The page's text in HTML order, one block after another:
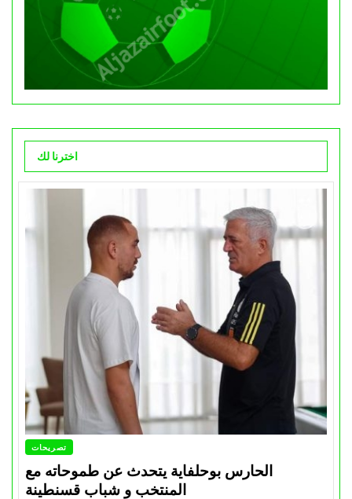
اخترنا لك
تصريحات
الحارس بوحلفاية يتحدث عن طموحاته مع
المنتخب و شباب قسنطينة